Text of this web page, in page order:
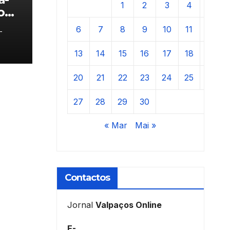
1 2 3 4
6 7 8 9 10 11
13 14 15 16 17 18
20 21 22 23 24 25
27 28 29 30
« Mar Mai »
Contactos
Jornal Valpaços Online